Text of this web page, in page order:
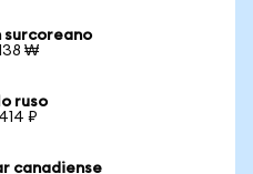
surcoreano
₩
ruso
₽
canadiense